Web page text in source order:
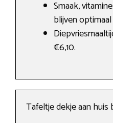
Smaak,
blijven
€6,10.
Tafeltje dekje aan huis